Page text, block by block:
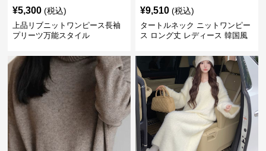
¥5,300 (税込)
上品リブニットワンピース長袖
プリーツ万能スタイル
¥9,510 (税込)
タートルネック ニットワンピー
ス ロング丈 レディース 韓国風